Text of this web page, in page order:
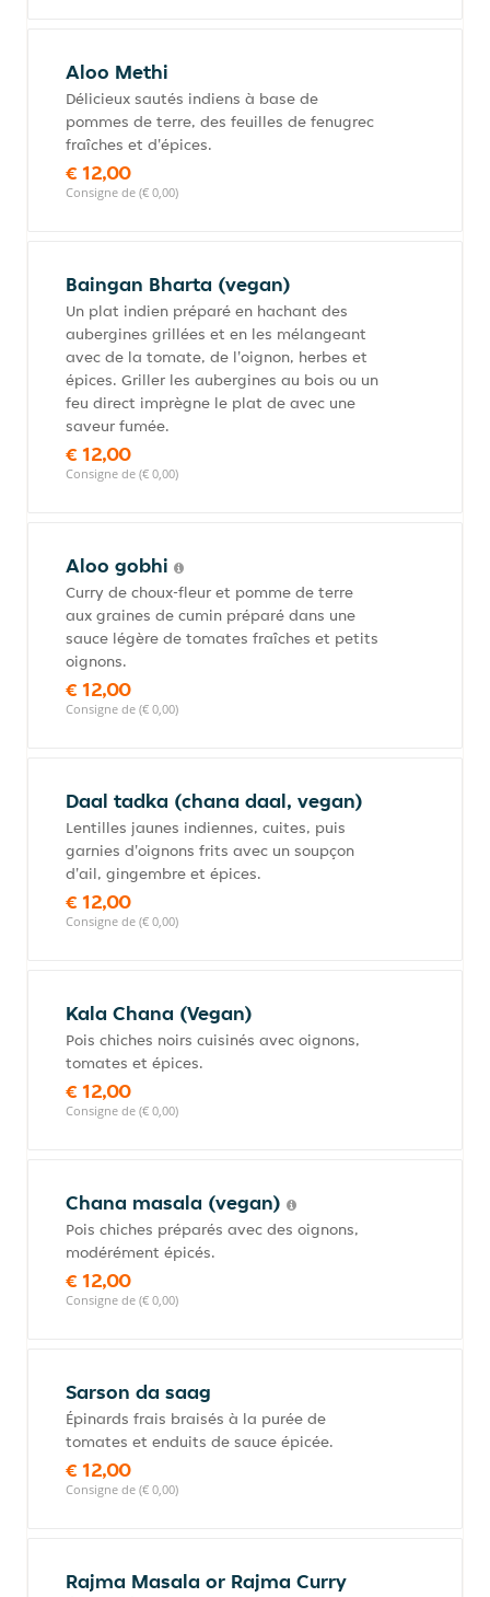
Aloo Methi
Délicieux sautés indiens à base de
pommes de terre, des feuilles de fenugrec
fraîches et d'épices.
€ 12,00
Consigne de (€ 0,00)
Baingan Bharta (vegan)
Un plat indien préparé en hachant des
aubergines grillées et en les mélangeant
avec de la tomate, de l'oignon, herbes et
épices. Griller les aubergines au bois ou un
feu direct imprègne le plat de avec une
saveur fumée.
€ 12,00
Consigne de (€ 0,00)
Aloo gobhi
Curry de choux-fleur et pomme de terre
aux graines de cumin préparé dans une
sauce légère de tomates fraîches et petits
oignons.
€ 12,00
Consigne de (€ 0,00)
Daal tadka (chana daal, vegan)
Lentilles jaunes indiennes, cuites, puis
garnies d'oignons frits avec un soupçon
d'ail, gingembre et épices.
€ 12,00
Consigne de (€ 0,00)
Kala Chana (Vegan)
Pois chiches noirs cuisinés avec oignons,
tomates et épices.
€ 12,00
Consigne de (€ 0,00)
Chana masala (vegan)
Pois chiches préparés avec des oignons,
modérément épicés.
€ 12,00
Consigne de (€ 0,00)
Sarson da saag
Épinards frais braisés à la purée de
tomates et enduits de sauce épicée.
€ 12,00
Consigne de (€ 0,00)
Rajma Masala or Rajma Curry